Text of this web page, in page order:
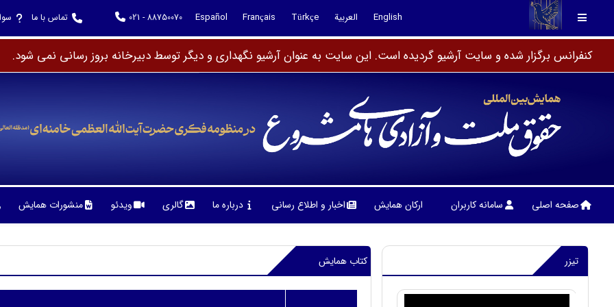
English العربية Türkçe
Français
Español
021 - 88750070 تماس با ما
کنفرانس برگزار شده و سایت آرشیو گردیده است. این سایت به عنوان آرشیو نگهداری و دیگر توسط دبیرخانه بروز رسانی نمی شود.
صفحه اصلی سامانه کاربران ارکان همایش اخبار و اطلاع رسانی درباره ما گالری ویدئو منشورات همایش
تیزر کتاب همایش